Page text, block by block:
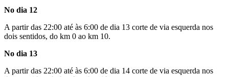
No dia 12
A partir das 22:00 até às 6:00 de dia 13 corte de via esquerda nos
dois sentidos, do km 0 ao km 10.
No dia 13
A partir das 22:00 até às 6:00 de dia 14 corte de via esquerda nos